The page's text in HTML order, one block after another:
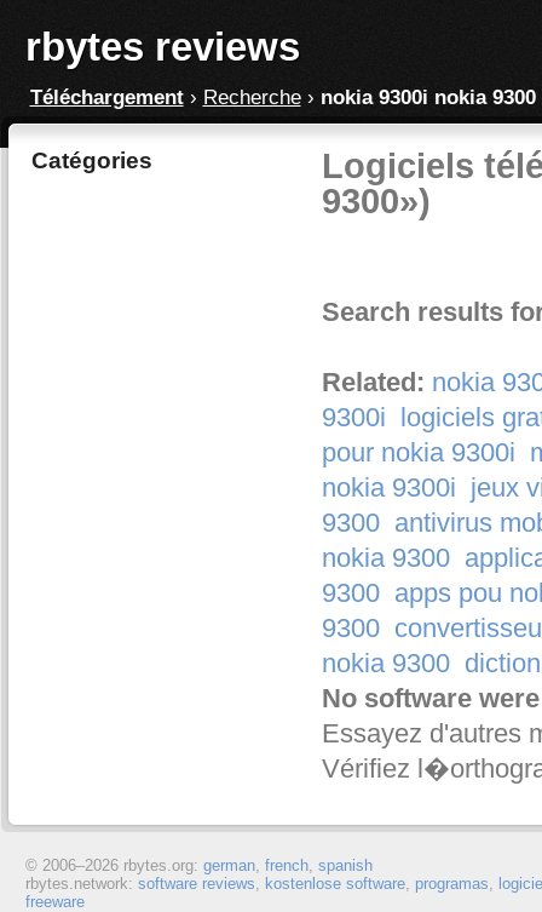
rbytes reviews
Téléchargement› Recherche› nokia 9300i nokia 9300
Catégories
Logiciels
9300»)
Search results
Related: nokia
9300i logiciels
pour nokia 9300i
nokia 9300i jeux
9300 antivirus
nokia 9300
9300 apps pou
9300
nokia 9300
No software
Essayez d'autres
Vérifiez
© 2006–2026 rbytes.org: german, french, spanish
rbytes.network: software reviews, kostenlose software, programas,
freeware